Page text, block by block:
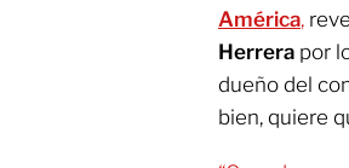
América,
Herrera por
dueño del
bien, quiere